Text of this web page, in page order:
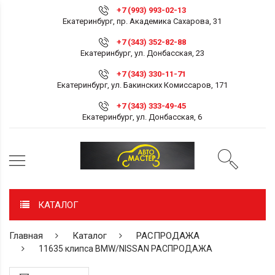
+7 (993) 993-02-13
Екатеринбург, пр. Академика Сахарова, 31
+7 (343) 352-82-88
Екатеринбург, ул. Донбасская, 23
+7 (343) 330-11-71
Екатеринбург, ул. Бакинских Комиссаров, 171
+7 (343) 333-49-45
Екатеринбург, ул. Донбасская, 6
КАТАЛОГ
Главная Каталог РАСПРОДАЖА
11635 клипса BMW/NISSAN РАСПРОДАЖА